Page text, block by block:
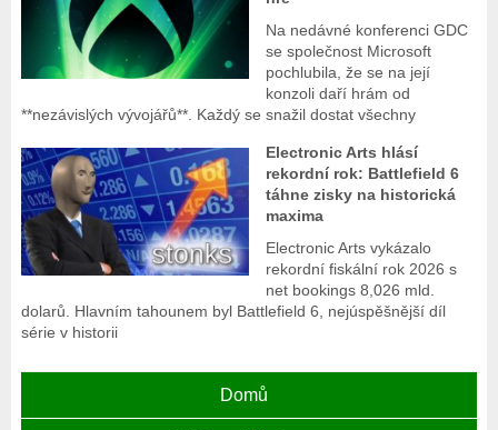
Na nedávné konferenci GDC
se společnost Microsoft
pochlubila, že se na její
konzoli daří hrám od
**nezávislých vývojářů**. Každý se snažil dostat všechny
Electronic Arts hlásí
rekordní rok: Battlefield 6
táhne zisky na historická
maxima
Electronic Arts vykázalo
rekordní fiskální rok 2026 s
net bookings 8,026 mld.
dolarů. Hlavním tahounem byl Battlefield 6, nejúspěšnější díl
série v historii
Domů